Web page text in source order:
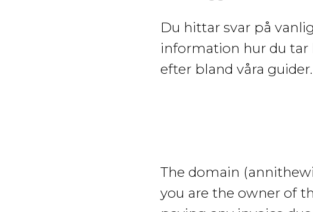
Du hittar svar på
information hur du
efter bland våra guider.
The domain
you are the owner of